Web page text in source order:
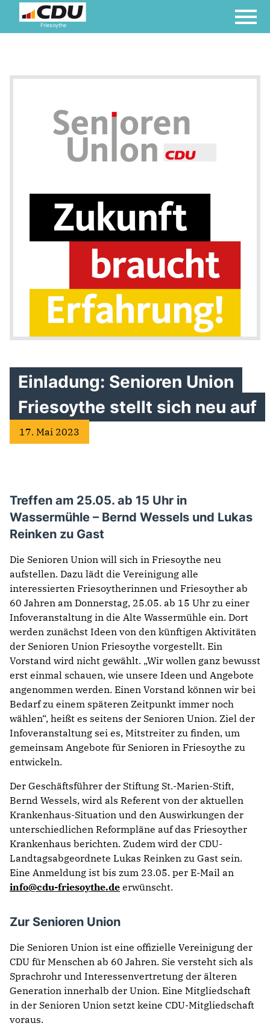
Friesoythe
Einladung: Senioren Union
Friesoythe stellt sich neu auf
17. Mai 2023
Treffen am 25.05. ab 15 Uhr in
Wassermühle – Bernd Wessels und Lukas
Reinken zu Gast
Die Senioren Union will sich in Friesoythe neu
aufstellen. Dazu lädt die Vereinigung alle
interessierten Friesoytherinnen und Friesoyther ab
60 Jahren am Donnerstag, 25.05. ab 15 Uhr zu einer
Infoveranstaltung in die Alte Wassermühle ein. Dort
werden zunächst Ideen von den künftigen Aktivitäten
der Senioren Union Friesoythe vorgestellt. Ein
Vorstand wird nicht gewählt. „Wir wollen ganz bewusst
erst einmal schauen, wie unsere Ideen und Angebote
angenommen werden. Einen Vorstand können wir bei
Bedarf zu einem späteren Zeitpunkt immer noch
wählen“, heißt es seitens der Senioren Union. Ziel der
Infoveranstaltung sei es, Mitstreiter zu finden, um
gemeinsam Angebote für Senioren in Friesoythe zu
entwickeln.
Der Geschäftsführer der Stiftung St.-Marien-Stift,
Bernd Wessels, wird als Referent von der aktuellen
Krankenhaus-Situation und den Auswirkungen der
unterschiedlichen Reformpläne auf das Friesoyther
Krankenhaus berichten. Zudem wird der CDU-
Landtagsabgeordnete Lukas Reinken zu Gast sein.
Eine Anmeldung ist bis zum 23.05. per E-Mail an
info@cdu-friesoythe.de erwünscht.
Zur Senioren Union
Die Senioren Union ist eine offizielle Vereinigung der
CDU für Menschen ab 60 Jahren. Sie versteht sich als
Sprachrohr und Interessenvertretung der älteren
Generation innerhalb der Union. Eine Mitgliedschaft
in der Senioren Union setzt keine CDU-Mitgliedschaft
voraus.